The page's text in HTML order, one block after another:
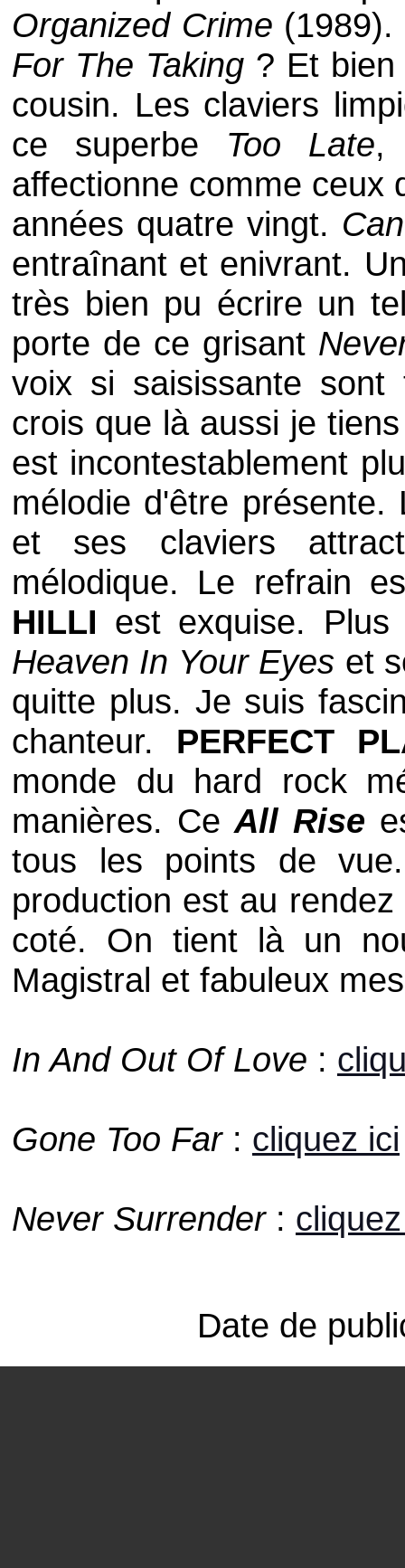
Organized Crime
For The Taking? Et
cousin. Les claviers
ce superbe Too Late,
affectionne comme ceux
années quatre vingt.
entraînant et enivrant.
très bien pu écrire un
porte de ce grisant
voix si saisissante sont
crois que là aussi je
est incontestablement
mélodie d'être
et ses claviers
mélodique. Le refrain
HILLI est exquise.
Heaven In Your Eyes et
quitte plus. Je suis
chanteur. PERFECT
monde du hard rock
manières. CeAll Rise
tous les points de
production est au
coté. On tient là un
Magistral et fabuleux
In And Out Of Love :
Gone Too Far: cliquez ici
Never Surrender:
Date de